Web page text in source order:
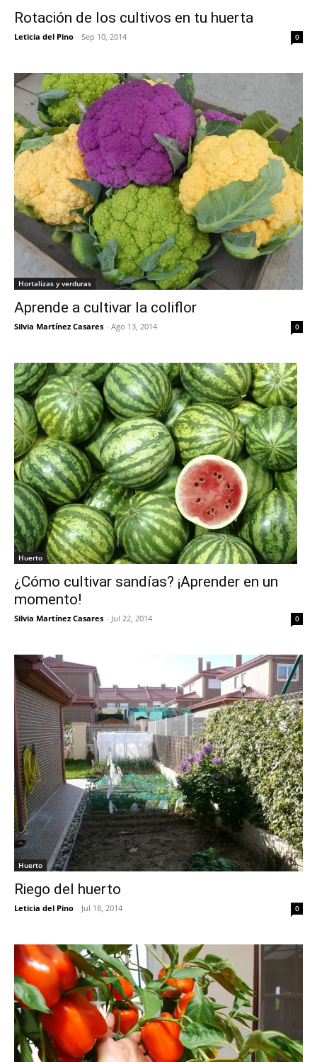
Rotación de los cultivos en tu huerta
Leticia del Pino - Sep 10, 2014 0
Hortalizas y verduras
Aprende a cultivar la coliflor
Silvia Martínez Casares - Ago 13, 2014 0
Huerto
¿Cómo cultivar sandías? ¡Aprender en un
momento!
Silvia Martínez Casares - Jul 22, 2014 0
Huerto
Riego del huerto
Leticia del Pino - Jul 18, 2014 0